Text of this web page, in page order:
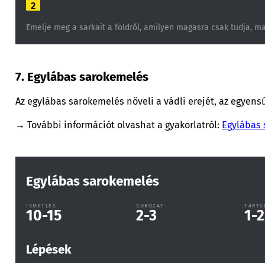
2
Emelje meg a sarkait a földről, amilyen magasra csak tudja,
7. Egylábas sarokemelés
Az egylábas sarokemelés növeli a vádli erejét, az
→ További információt olvashat a gyakorlatról: Egylábas
Egylábas sarokemelés
ISMÉTLÉS
10-15
SOROZAT
2-3 1-2
Lépések